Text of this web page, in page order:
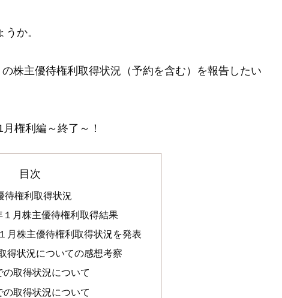
か。
株主優待権利取得状況（予約を含む）を報告したい
権利編～終了～！
目次
待権利取得状況
月株主優待権利取得結果
月株主優待権利取得状況を発表
得状況についての感想考察
の取得状況について
の取得状況について